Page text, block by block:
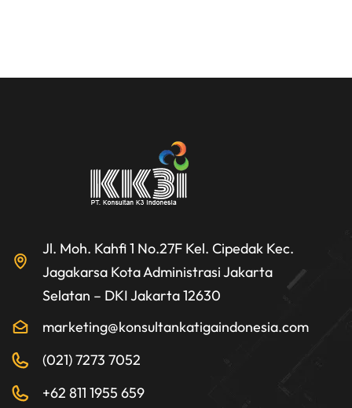
Jl. Moh. Kahfi 1 No.27F Kel. Cipedak Kec.
Jagakarsa Kota Administrasi Jakarta
Selatan – DKI Jakarta 12630
marketing@konsultankatigaindonesia.com
(021) 7273 7052
+62 811 1955 659